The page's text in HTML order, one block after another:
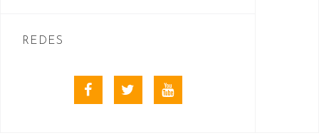
REDES
Facebook Twitter Youtube